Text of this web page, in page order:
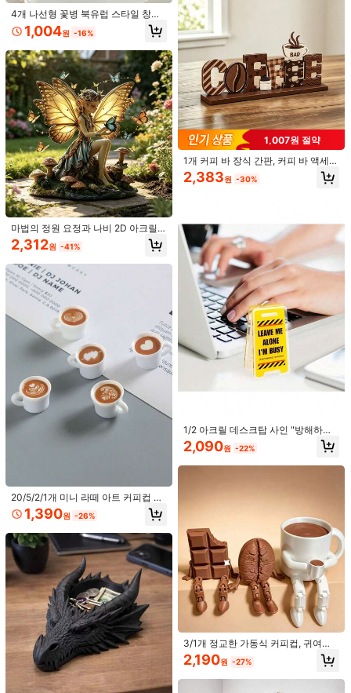
20/5/2/1개 미니 라떼 아트 커피컵 펜
던트, 3D 레진 미니어처 음료컵, 인형
의 집 미니어처 모델, DIY 베이킹 커피
이크로 풍경 장식품, 레진 수제 재료,
홈 데스크톱 장식
1,390원 -26%
2개 귀여운 골든 리트리버 강아지 잠
자는 자세 자동차 장식, 가정, 대시보
드, 백미러용 다용도 장식품, 애완 동
물 애호가, 동물 인형, 쇼핑객을 위한
선물로 적합
#3 TOP 3위
4,102원
9개 행운의 고양이 장식품, 크리스마
스 선물 춘절 조각상, 춘절 장식, 행운
을 가져다 주는 고양이 미니어처 장식,
동방 새해 음력 새해
3,790
귀여운 고양이 컴퓨터 모니터/자동차
대시보드 장식, 스크린 프레임 장식,
사무실 책상 장식품, 방 장식, 친구를
위한 선물 (접착 스티커 포함)
1,990원 -26%
어 데스크톱 장식품, 미니멀리스트 추
상 독자 조각상 장식, 현대 예술가 홈
데코 서재, 거실, 데스크톱, 고급 스타
일
4개 나선형 꽃병 북유럽 스타일 창의
적인 꽃꽂이 화병 데스크탑 화병 장식
창의적인 용기 장식품 거실 사무실 발
적합 홈 데스크 장식 홈 필수품
1,004원 -16%
마법의 정원 요정과 나비 2D 아크릴
탁상 장식, 매혹적인 날개 엘프 버섯
숲 데스크톱 장식품, 전원풍 몽환적인
우화 아크릴 테이블 사인, 빛나는 나비
요정 탁상 장식, 보헤미안 숲 스타일
룸 데코, 자연 판타지 애호가를 위한
독특한 선물, 침실, 책상, 아파트 홈 데
코에 적합
2,312원 -41%
20/5/2/1개 미니 라떼 아트 커피컵 펜
던트, 3D 레진 미니어처 음료컵, 인형
의 집 미니어처 모델, DIY 베이킹 커피
이크로 풍경 장식품, 레진 수제 재료,
홈 데스크톱 장식
1,390원 -26%
1,007원 절약
1개 커피 바 장식 간판, 커피 바 액세서
리, 소박한 스타일 커피 엘프, 소박한
스타일 커피 테이블 중앙 장식, 나무
2,383원 -30%
1/2 아크릴 데스크탑 사인 "방해하지
마세요, 바쁩니다" - 유머러스한 사무
실 장식 액세서리, 남녀 동료를 위한
2,090원 -22%
3/1개 정교한 가동식 커피컵, 귀여운
커피콩, 모카포트, 초콜릿 미니 모델
장식, 카페, 거실, 침실, 서재, 바 카운
터, 홈 데코에 적합, 캐주얼하고 편안
2,190원 -27%